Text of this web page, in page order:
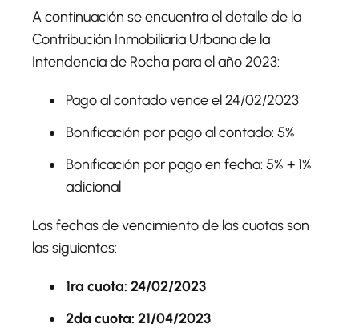
A continuación se encuentra el detalle de la
Contribución Inmobiliaria Urbana de la
Intendencia de Rocha para el año 2023:
Pago al contado vence el 24/02/2023
Bonificación por pago al contado: 5%
Bonificación por pago en fecha: 5% + 1%
adicional
Las fechas de vencimiento de las cuotas son
las siguientes:
1ra cuota: 24/02/2023
2da cuota: 21/04/2023